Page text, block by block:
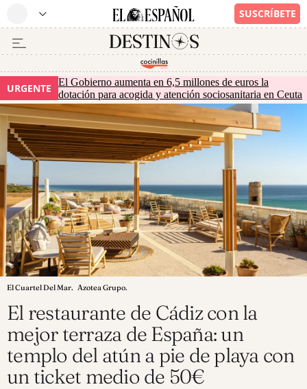
URGENTE
El Gobierno aumenta en 6,5 millones de euros la
dotación para acogida y atención sociosanitaria en Ceuta
El Cuartel Del Mar. Azotea Grupo.
El restaurante de Cádiz con la
mejor terraza de España: un
templo del atún a pie de playa con
un ticket medio de 50€